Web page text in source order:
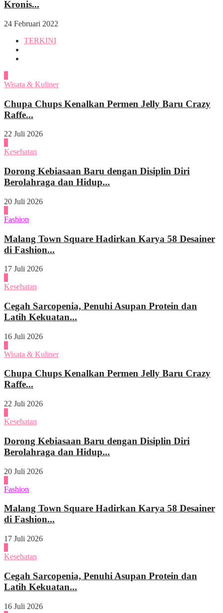
Kronis...
24 Februari 2022
TERKINI
Wisata & Kuliner
Chupa Chups Kenalkan Permen Jelly Baru Crazy
Raffe...
22 Juli 2026
Kesehatan
Dorong Kebiasaan Baru dengan Disiplin Diri
Berolahraga dan Hidup...
20 Juli 2026
Fashion
Malang Town Square Hadirkan Karya 58 Desainer
di Fashion...
17 Juli 2026
Kesehatan
Cegah Sarcopenia, Penuhi Asupan Protein dan
Latih Kekuatan...
16 Juli 2026
Wisata & Kuliner
Chupa Chups Kenalkan Permen Jelly Baru Crazy
Raffe...
22 Juli 2026
Kesehatan
Dorong Kebiasaan Baru dengan Disiplin Diri
Berolahraga dan Hidup...
20 Juli 2026
Fashion
Malang Town Square Hadirkan Karya 58 Desainer
di Fashion...
17 Juli 2026
Kesehatan
Cegah Sarcopenia, Penuhi Asupan Protein dan
Latih Kekuatan...
16 Juli 2026